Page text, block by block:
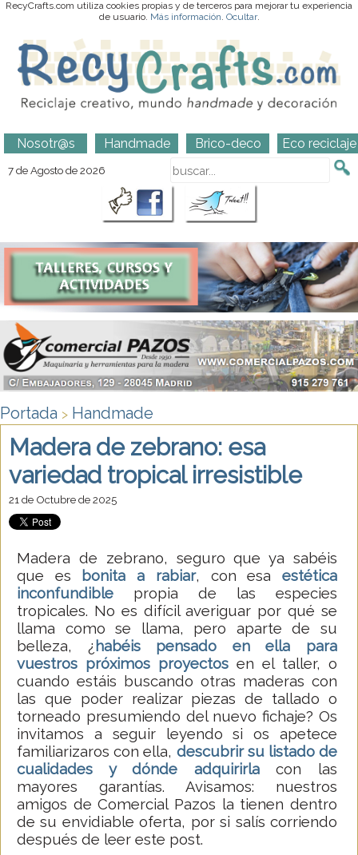
RecyCrafts.com utiliza cookies propias y de terceros para mejorar tu experiencia
de usuario. Más información. Ocultar.
Nosotr@s Handmade Brico-deco Eco reciclaje
7 de Agosto de 2026
Portada > Handmade
Madera de zebrano: esa
variedad tropical irresistible
21 de Octubre de 2025
Madera de zebrano, seguro que ya sabéis
que es bonita a rabiar, con esaestética
inconfundible propia de las especies
tropicales. No es difícil averiguar por qué se
llama como se llama, pero aparte de su
belleza, ¿ habéis pensado en ella
para
vuestros próximos proyectos en el taller, o
cuando estáis buscando otras maderas con
las que poder realizar piezas de tallado o
torneado presumiendo del nuevo fichaje? Os
invitamos a seguir leyendo si os apetece
familiarizaros con ella, descubrir su listado de
cualidades y dónde adquirirlacon las
mayores garantías. Avisamos: nuestros
amigos de Comercial Pazos la tienen dentro
de su envidiable oferta, por si salís corriendo
después de leer este post.